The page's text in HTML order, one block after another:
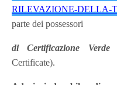
RILEVAZIONE-DELLA-
parte dei possessori
di Certificazione Verde
Certificate).